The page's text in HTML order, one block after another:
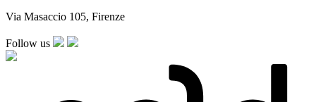
Via Masaccio 105, Firenze
Follow us